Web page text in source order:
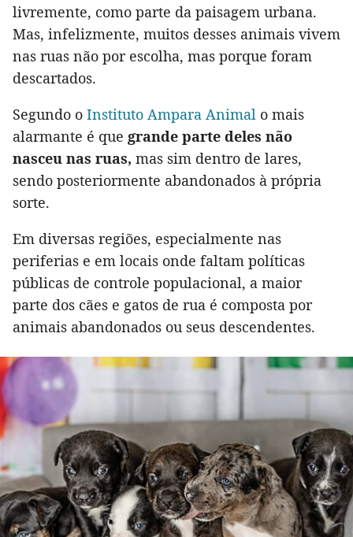
livremente, como parte da paisagem urbana.
Mas, infelizmente, muitos desses animais vivem
nas ruas não por escolha, mas porque foram
descartados.
Segundo o Instituto Ampara Animal o mais
alarmante é que grande parte deles não
nasceu nas ruas, mas sim dentro de lares,
sendo posteriormente abandonados à própria
sorte.
Em diversas regiões, especialmente nas
periferias e em locais onde faltam políticas
públicas de controle populacional, a maior
parte dos cães e gatos de rua é composta por
animais abandonados ou seus descendentes.